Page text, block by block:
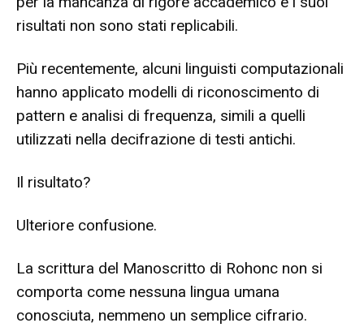
risultati non sono stati replicabili.
Più recentemente, alcuni linguisti computazionali
hanno applicato modelli di riconoscimento di
pattern e analisi di frequenza, simili a quelli
utilizzati nella decifrazione di testi antichi.
Il risultato?
Ulteriore confusione.
La scrittura del Manoscritto di Rohonc non si
comporta come nessuna lingua umana
conosciuta, nemmeno un semplice cifrario.